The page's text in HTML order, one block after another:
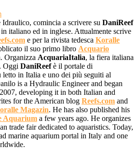
comincia a scrivere su DaniReef
italiano ed in inglese. Attualmente scrive
e per la rivista tedesca Koralle
il suo primo libro Acquario
Organizza AcquariaItalia, la fiera italiana
Oggi DaniReefè il portale di
in Italia e uno dei più seguiti al
is a Hydraulic Engineer and began
developing it in both Italian and
for the American blog Reefs.com and
Magazin. He has also published his
Aquarium a few years ago. He organizes
trade fair dedicated to aquaristics. Today,
marine aquarium portal in Italy and one